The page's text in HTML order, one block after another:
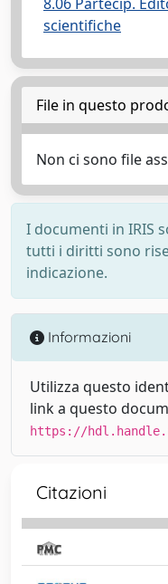
scientifiche
File in questo
Non ci sono file
I documenti in IRIS
tutti i diritti sono
indicazione.
Informazioni
Utilizza questo
link a questo
https://
Citazioni